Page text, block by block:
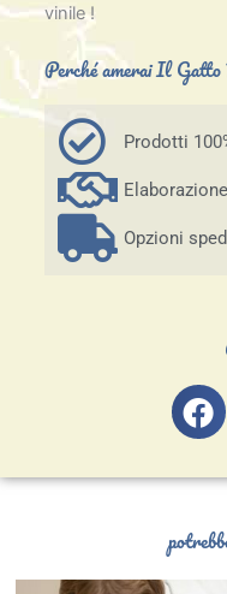
vinile !
Perché amerai Il
Prodotti
Opzioni